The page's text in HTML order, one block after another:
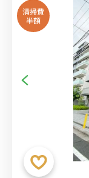
清掃費
半額